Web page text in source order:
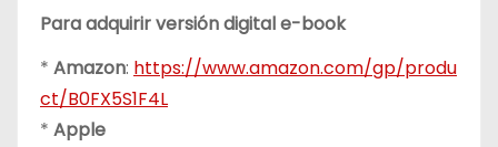
Para adquirir versión digital e-book
* Amazon: https://www.amazon.com/gp/produ
ct/B0FX5S1F4L
* Apple